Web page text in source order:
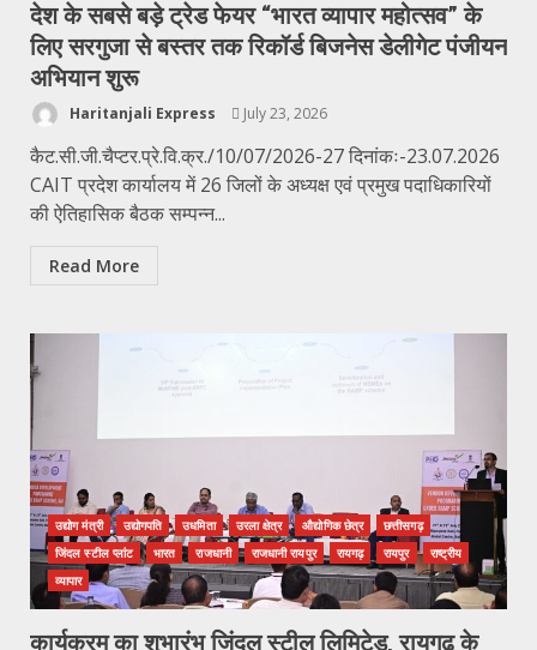
देश के सबसे बड़े ट्रेड फेयर “भारत व्यापार महोत्सव” के
लिए सरगुजा से बस्तर तक रिकॉर्ड बिजनेस डेलीगेट पंजीयन
अभियान शुरू
Haritanjali Express July 23, 2026
कैट.सी.जी.चैप्टर.प्रे.वि.क्र./10/07/2026-27 दिनांकः-23.07.2026
CAIT प्रदेश कार्यालय में 26 जिलों के अध्यक्ष एवं प्रमुख पदाधिकारियों
की ऐतिहासिक बैठक सम्पन्न...
Read More
उद्योग मंत्री उद्योगपति उधमिता उरला क्षेत्र औद्योगिक छेत्र
छत्तीसगढ़
जिंदल स्टील प्लांट
भारत राजधानी राजधानी रायपुर रायगढ़ रायपुर
राष्ट्रीय
व्यापार
कार्यक्रम का शुभारंभ जिंदल स्टील लिमिटेड, रायगढ़ के